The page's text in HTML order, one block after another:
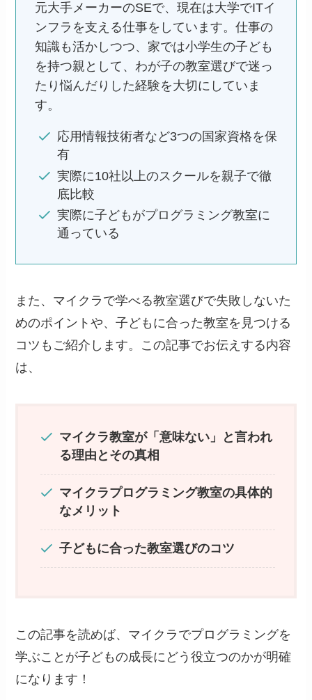
元大手メーカーのSEで、現在は大学でITイ
ンフラを支える仕事をしています。仕事の
知識も活かしつつ、家では小学生の子ども
を持つ親として、わが子の教室選びで迷っ
たり悩んだりした経験を大切にしていま
す。
応用情報技術者など3つの国家資格を保
有
実際に10社以上のスクールを親子で徹
底比較
実際に子どもがプログラミング教室に
通っている
また、マイクラで学べる教室選びで失敗しないた
めのポイントや、子どもに合った教室を見つける
コツもご紹介します。この記事でお伝えする内容
は、
マイクラ教室が「意味ない」と言われ
る理由とその真相
マイクラプログラミング教室の具体的
なメリット
子どもに合った教室選びのコツ
この記事を読めば、マイクラでプログラミングを
学ぶことが子どもの成長にどう役立つのかが明確
になります！